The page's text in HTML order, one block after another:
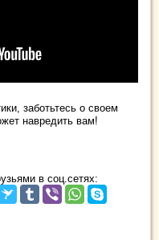
заботьтесь о своем
навредить вам!
в соц.сетях: